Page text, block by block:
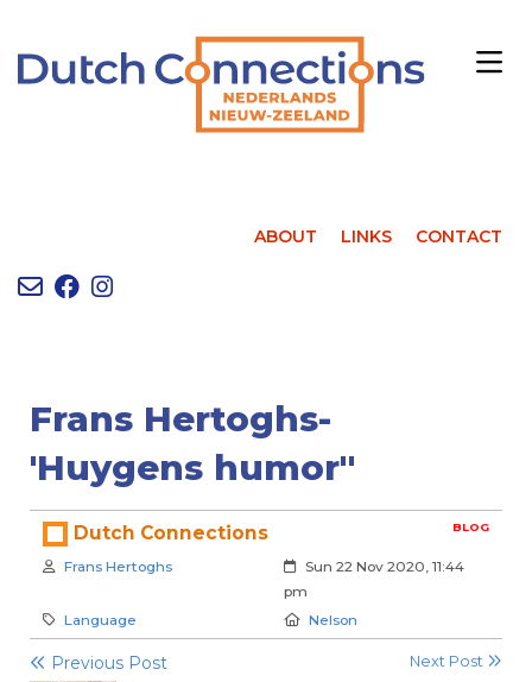
ABOUT LINKS CONTACT
Frans Hertoghs-
'Huygens humor "
BLOG
Dutch Connections
Author:
Frans Hertoghs Created:
Sun 22 Nov 2020, 11:44
pm
Category:
Language Location:
Nelson
Previous Post Next Post